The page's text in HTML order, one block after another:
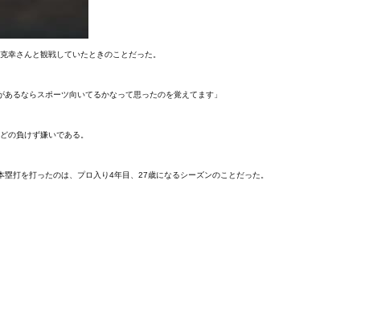
さんと観戦していたときのことだった。
るならスポーツ向いてるかなって思ったのを覚えてます」
の負けず嫌いである。
打を打ったのは、プロ入り4年目、27歳になるシーズンのことだった。